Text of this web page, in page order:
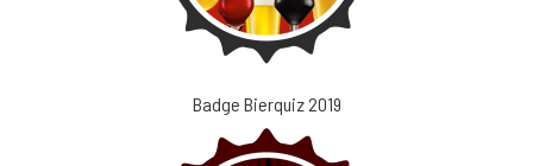
Badge Bierquiz 2019